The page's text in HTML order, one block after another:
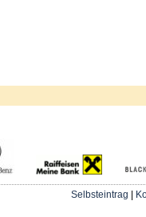
Selbsteintrag